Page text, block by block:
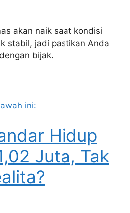
akan naik saat kondisi
stabil, jadi pastikan Anda
bijak.
ini:
Hidup
Juta, Tak